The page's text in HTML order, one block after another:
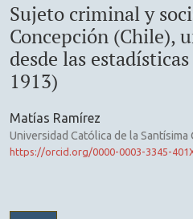
Sujeto criminal y
Concepción (Chile),
desde las
1913)
Matías Ramírez
Universidad Católica de la Santísima
https://orcid.org/0000-0003-3345-